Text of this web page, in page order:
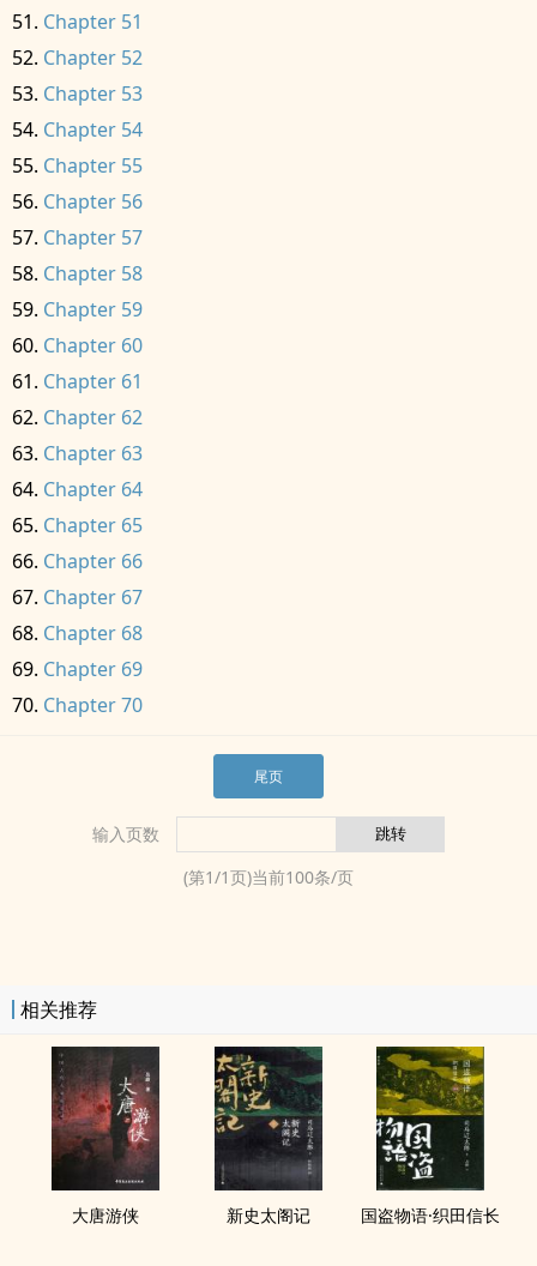
Chapter 51
Chapter 52
Chapter 53
Chapter 54
Chapter 55
Chapter 56
Chapter 57
Chapter 58
Chapter 59
Chapter 60
Chapter 61
Chapter 62
Chapter 63
Chapter 64
Chapter 65
Chapter 66
Chapter 67
Chapter 68
Chapter 69
Chapter 70
尾页
输入页数
(第1/1页)当前100条/页
相关推荐
大唐游侠 新史太阁记 国盗物语·织田信长